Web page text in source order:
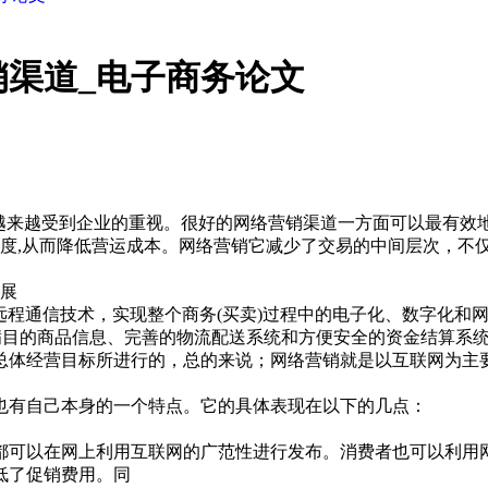
道_电子商务论文
越受到企业的重视。很好的网络营销渠道一方面可以最有
,从而降低营运成本。网络营销它减少了交易的中间层次，
程通信技术，实现整个商务(买卖)过程中的电子化、数字化
的商品信息、完善的物流配送系统和方便安全的资金结算系
经营目标所进行的，总的来说；网络营销就是以互联网为主
自己本身的一个特点。它的具体表现在以下的几点：
以在网上利用互联网的广范性进行发布。消费者也可以利
了促销费用。同